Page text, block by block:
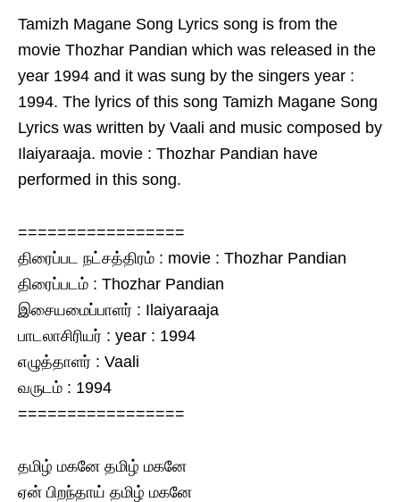
Tamizh Magane Song Lyrics song is from the
movie Thozhar Pandian which was released in the
year 1994 and it was sung by the singers year :
1994. The lyrics of this song Tamizh Magane Song
Lyrics was written by Vaali and music composed by
Ilaiyaraaja. movie : Thozhar Pandian have
performed in this song.
=================
திரைப்பட நட்சத்திரம் : movie : Thozhar Pandian
திரைப்படம் : Thozhar Pandian
இசையமைப்பாளர் : Ilaiyaraaja
பாடலாசிரியர் : year : 1994
எழுத்தாளர் : Vaali
வருடம் : 1994
=================
தமிழ் மகனே தமிழ் மகனே
ஏன் பிறந்தாய் தமிழ் மகனே